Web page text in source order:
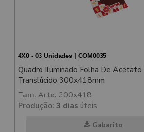
4X0 - 03 Unidades | COM0035
Quadro Iluminado Folha De Acetato
Translúcido 300x418mm
Tam. Arte: 300x418
Produção: 3 dias úteis
Gabarito